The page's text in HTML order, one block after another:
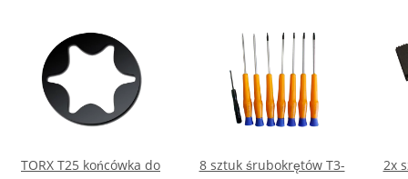
TORX T25 końcówka do
8 sztuk śrubokrętów T3-
2x